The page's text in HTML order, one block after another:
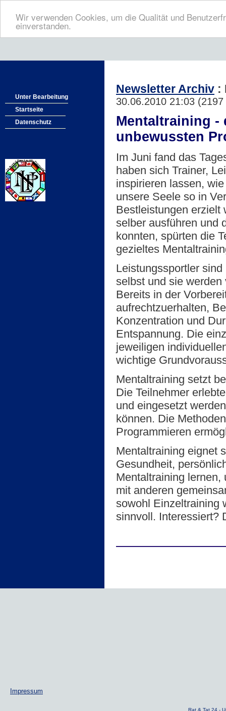
Wir verwenden Cookies, um die Qualität und
einverstanden.
Unter Bearbeitung
Startseite
Datenschutz
Newsletter Archiv :
30.06.2010 21:03 (
Mentaltraining -
unbewussten
Im Juni fand das
haben sich Trainer,
inspirieren lassen,
unsere Seele so in
Bestleistungen erzielt
selber ausführen und
konnten, spürten die
gezieltes
Leistungssportler
selbst und sie
Bereits in der
aufrechtzuerhalten,
Konzentration und
Entspannung. Die
jeweiligen
wichtige
Mentaltraining setzt
Die Teilnehmer
und eingesetzt
können. Die
Programmieren
Mentaltraining eignet
Gesundheit,
Mentaltraining
mit anderen
sowohl Einzeltraining
sinnvoll. Interessiert?
Impressum
Rat & Tat 24 -